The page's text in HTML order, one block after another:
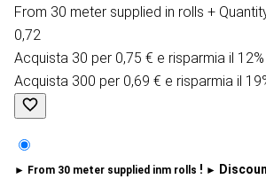
From 30 meter supplied in rolls +
0,72
Acquista 30 per 0,75 € e risparmia il 12%
Acquista 300 per 0,69 € e risparmia il
► From 30 meter supplied inm rolls ! ►